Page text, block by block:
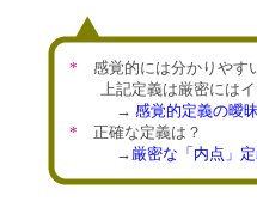
* 感覚的には分かりやす
上記定義は厳密にはイ
→ 感覚的定義の曖
* 正確な定義は？
→ 厳密な「内点」